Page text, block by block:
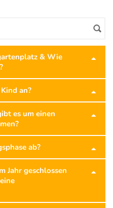
& Wie
an?
es um einen
ab?
Jahr geschlossen